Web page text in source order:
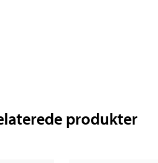
produkter